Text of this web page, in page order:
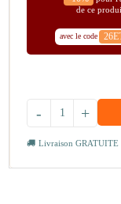
de ce
avec le code
+
-
Livraison GRATUITE